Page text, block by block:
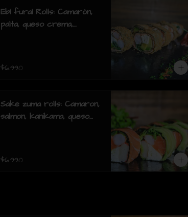
Ebi furai Rolls: Camarón,
palta, queso crema,
$6.990
Sake zuma rolls: Camaron,
salmon, kanikama, queso
$6.990